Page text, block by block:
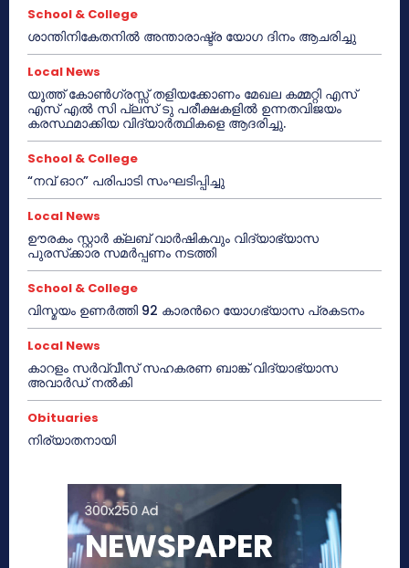
School & College
ശാന്തിനികേതനിൽ അന്താരാഷ്ട്ര യോഗ ദിനം ആചരിച്ചു
Local News
യൂത്ത് കോൺഗ്രസ്സ് തളിയക്കോണം മേഖല കമ്മറ്റി എസ്
എസ് എൽ സി പ്ലസ് ടു പരീക്ഷകളിൽ ഉന്നതവിജയം
കരസ്ഥമാക്കിയ വിദ്യാർത്ഥികളെ ആദരിച്ചു.
School & College
“നവ് ഓറ” പരിപാടി സംഘടിപ്പിച്ചു
Local News
ഊരകം സ്റ്റാർ ക്ലബ് വാർഷികവും വിദ്യാഭ്യാസ
പുരസ്‌ക്കാര സമർപ്പണം നടത്തി
School & College
വിസ്മയം ഉണർത്തി 92 കാരൻറെ യോഗഭ്യാസ പ്രകടനം
Local News
കാറളം സർവ്വീസ് സഹകരണ ബാങ്ക് വിദ്യാഭ്യാസ
അവാർഡ് നൽകി
Obituaries
നിര്യാതനായി